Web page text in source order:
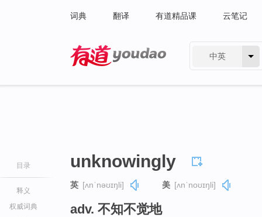
词典 翻译 有道精品课 云笔记
中英
目录
释义
权威词典
unknowingly
英 [ʌnˈnəʊɪŋli] 美 [ʌnˈnoʊɪŋli]
adv. 不知不觉地